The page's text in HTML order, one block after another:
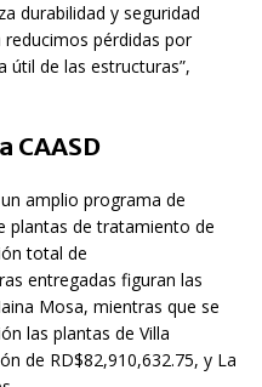
durabilidad y seguridad
pérdidas por
útil de las estructuras”,
CAASD
amplio programa de
plantas de tratamiento de
total de
entregadas figuran las
Mosa, mientras que se
las plantas de Villa
de RD$82,910,632.75, y La